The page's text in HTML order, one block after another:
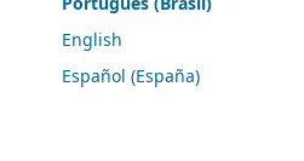
English
Español (España)